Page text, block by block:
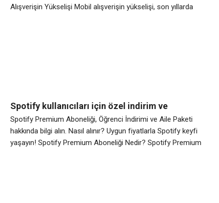
Alışverişin Yükselişi Mobil alışverişin yükselişi, son yıllarda
Spotify kullanıcıları için özel indirim ve
kampanya fırsatları ile ilgili bilgi veren rehber
Spotify Premium Aboneliği, Öğrenci İndirimi ve Aile Paketi
hakkında bilgi alın. Nasıl alınır? Uygun fiyatlarla Spotify keyfi
yaşayın! Spotify Premium Aboneliği Nedir? Spotify Premium